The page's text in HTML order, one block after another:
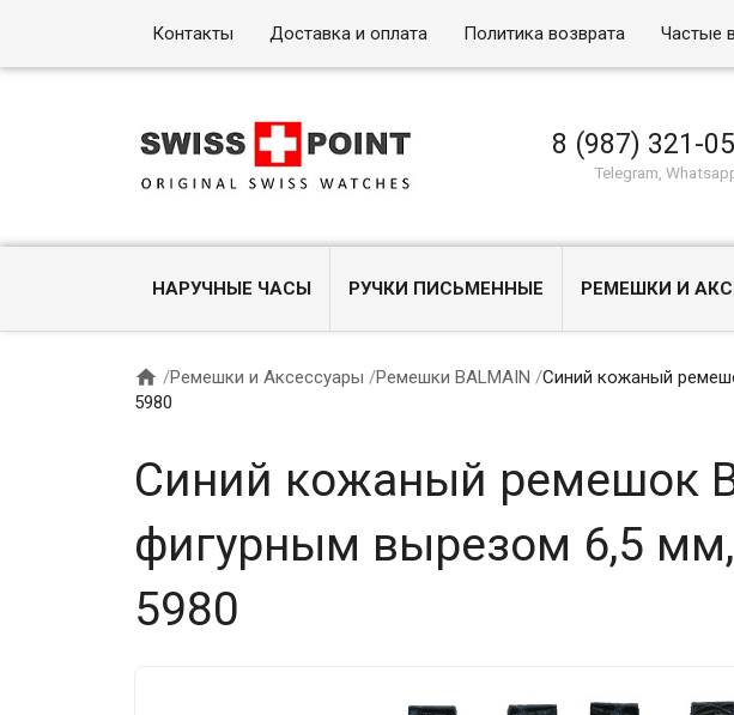
Контакты Доставка и оплата Политика возврата Частые
8 (987) 321-
Telegram,
НАРУЧНЫЕ ЧАСЫ РУЧКИ ПИСЬМЕННЫЕ РЕМЕШКИ И
 /Ремешки и Аксессуары /Ремешки BALMAIN /Синий кожаный
5980
Синий кожаный ремешок
фигурным вырезом 6,5 мм,
5980